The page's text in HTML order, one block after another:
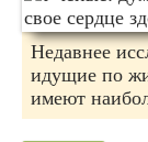
Недавнее
идущие по
имеют